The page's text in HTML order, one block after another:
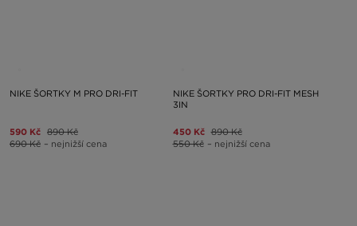
NIKE ŠORTKY M PRO DRI-FIT
590 Kč 890 Kč
690 Kč – nejnižší cena
NIKE ŠORTKY PRO DRI-FIT MESH
3IN
450 Kč 890 Kč
550 Kč – nejnižší cena